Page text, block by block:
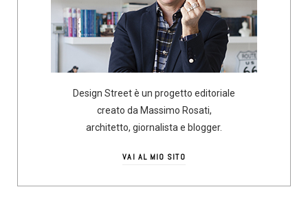
Design Street è un progetto editoriale
creato da Massimo Rosati,
architetto, giornalista e blogger.
VAI AL MIO SITO